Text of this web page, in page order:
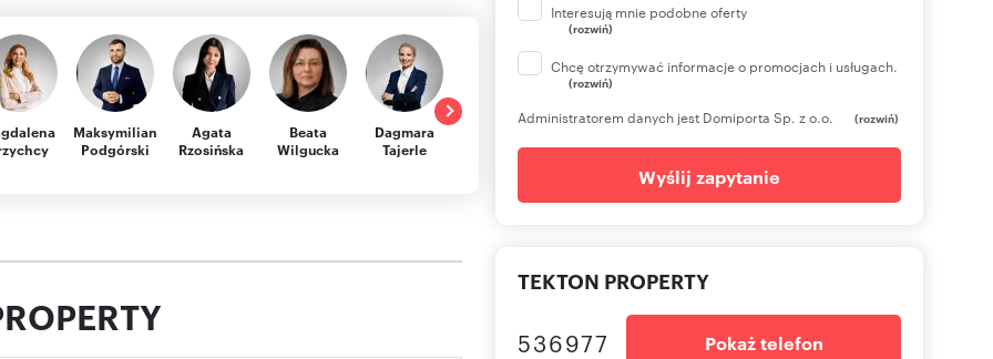
Maksymilian
Podgórski
Agata
Rzosińska
Beata
Wilgucka
Dagmara
Tajerle
Piotrowski
Kozikowski
Arkadiusz
Maćkowiak
Karol Bućko
Ociepa
Interesują mnie podobne oferty
(rozwiń)
Chcę otrzymywać informacje o promocjach i usługach.
(rozwiń)
Administratorem danych jest Domiporta Sp. z o.o. (rozwiń)
Wyślij zapytanie
TEKTON PROPERTY
536977 Pokaż telefon